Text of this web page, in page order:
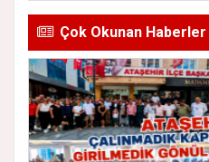
Çok Okunan Haberler